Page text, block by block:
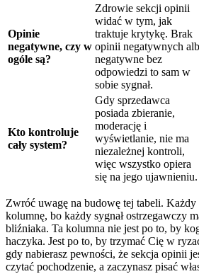
Opinie
negatywne, czy w
ogóle są?
Zdrowie sekcji opinii
widać w tym, jak
traktuje krytykę. Brak
opinii negatywnych
negatywne bez
odpowiedzi to sam w
sobie sygnał.
Kto kontroluje
cały system?
Gdy sprzedawca
posiada zbieranie,
moderację i
wyświetlanie, nie ma
niezależnej kontroli,
więc wszystko opiera
się na jego ujawnieniu.
Zwróć uwagę na budowę tej tabeli. Każdy
kolumnę, bo każdy sygnał ostrzegawczy
bliźniaka. Ta kolumna nie jest po to, by
haczyka. Jest po to, by trzymać Cię w
gdy nabierasz pewności, że sekcja opinii
czytać pochodzenie, a zaczynasz pisać